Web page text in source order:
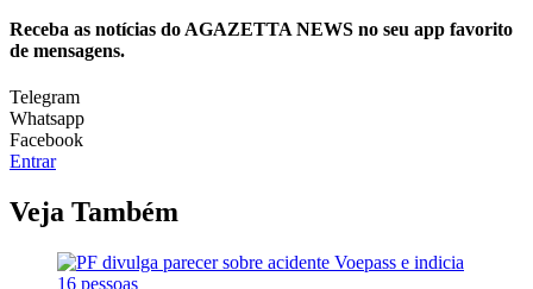
Receba as notícias do AGAZETTA NEWS no seu app favorito
de mensagens.
Telegram
Whatsapp
Facebook
Entrar
Veja Também